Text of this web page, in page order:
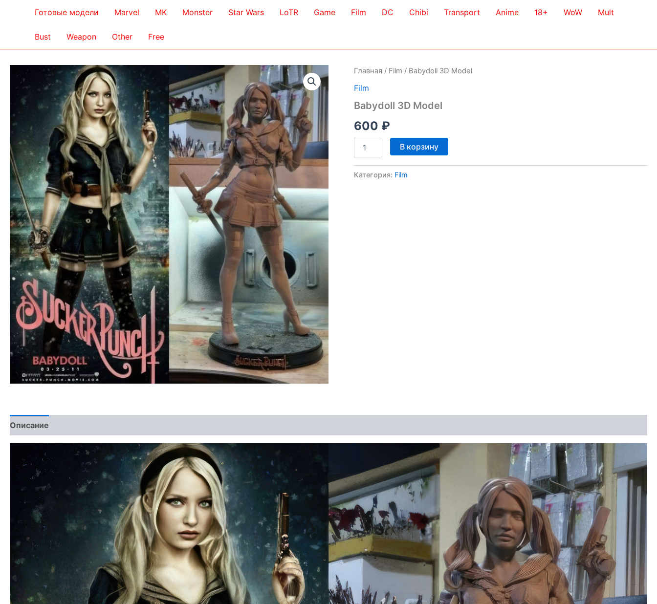
Готовые модели Marvel MK Monster Star Wars LoTR Game Film DC Chibi Transport Anime 18+ WoW Mult
Bust Weapon Other Free
Главная / Film / Babydoll 3D Model
Film
Babydoll 3D Model
600 ₽
Количество
товара
3D
В корзину
Категория: Film
Описание